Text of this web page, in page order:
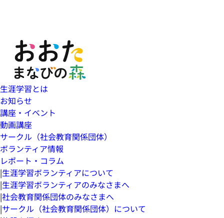
生涯学習とは
お知らせ
講座・イベント
動画講座
サークル（社会教育関係団体）
ボランティア情報
レポート・コラム
|生涯学習ボランティアについて
|生涯学習ボランティアのみなさまへ
|社会教育関係団体のみなさまへ
|サークル（社会教育関係団体）について